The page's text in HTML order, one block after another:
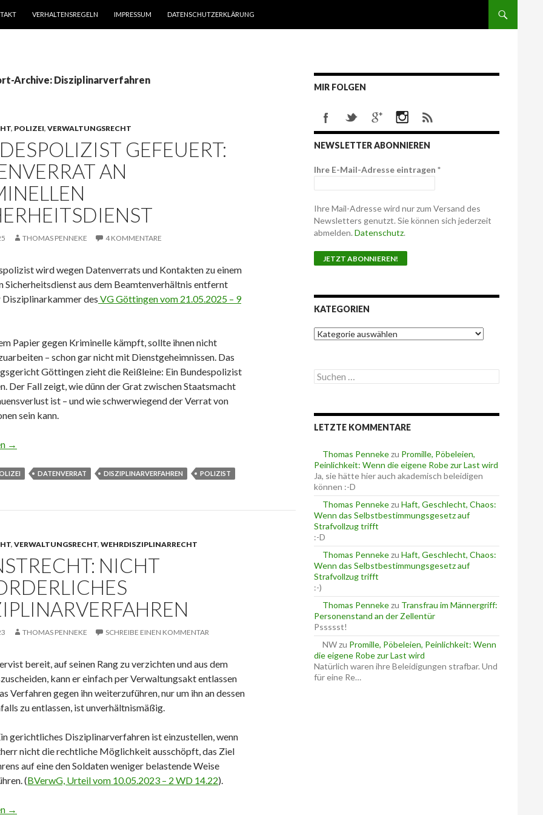
VERHALTENSREGELN IMPRESSUM DATENSCHUTZERKLÄRUNG
Archive: Disziplinarverfahren
, POLIZEI, VERWALTUNGSRECHT
GEFEUERT:
AN
THOMAS PENNEKE 4 KOMMENTARE
wird wegen Datenverrats und Kontakten zu einem
Sicherheitsdienst aus dem Beamtenverhältnis entfernt
des VG Göttingen vom 21.05.2025 – 9
Papier gegen Kriminelle kämpft, sollte ihnen nicht
– schon gar nicht mit Dienstgeheimnissen. Das
Göttingen zieht die Reißleine: Ein Bundespolizist
Der Fall zeigt, wie dünn der Grat zwischen Staatsmacht
ist – und wie schwerwiegend der Verrat von
sein kann.
gefeuert: Datenverrat an kriminellen Sicherheitsdienst
→
DATENVERRAT DISZIPLINARVERFAHREN POLIZIST
, VERWALTUNGSRECHT, WEHRDISZIPLINARRECHT
NICHT
THOMAS PENNEKE SCHREIBE EINEN KOMMENTAR
be­reit, auf sei­nen Rang zu ver­zich­ten und aus dem
kann er ein­fach per Ver­wal­tungs­akt ent­las­sen
Ver­fah­ren gegen ihn wei­ter­zu­füh­ren, nur um ihn an des­sen
zu ent­las­sen, ist un­ver­hält­nis­mä­ßig.
gerichtliches Disziplinarverfahren ist einzustellen, wenn
nicht die rechtliche Möglichkeit ausschöpft, das Ziel
auf eine den Soldaten weniger belastende Weise
(BVerwG, Urteil vom 10.05.2023 – 2 WD 14.22).
nicht erforderliches Disziplinarverfahren
→
MIR FOLGEN
NEWSLETTER ABONNIEREN
Ihre E-Mail-Adresse eintragen *
Ihre Mail-Adresse wird nur zum Versand des
Newsletters genutzt. Sie können sich jederzeit
abmelden. Datenschutz.
KATEGORIEN
K
a
g
o
n
S
u
e
n
c
h
:
LETZTE KOMMENTARE
Thomas Pennekezu Promille, Pöbeleien,
Peinlichkeit: Wenn die eigene Robe zur Last wird
Ja, sie hätte hier auch akademisch beleidigen
können :-D
Thomas Pennekezu Haft, Geschlecht, Chaos:
Wenn das Selbstbestimmungsgesetz auf
Strafvollzug trifft
:-D
Thomas Pennekezu Haft, Geschlecht, Chaos:
Wenn das Selbstbestimmungsgesetz auf
Strafvollzug trifft
:-)
Thomas Pennekezu Transfrau im Männergriff:
Personenstand an der Zellentür
Pssssst!
NWzu Promille, Pöbeleien, Peinlichkeit: Wenn
die eigene Robe zur Last wird
Natürlich waren ihre Beleidigungen strafbar. Und
für eine Re…